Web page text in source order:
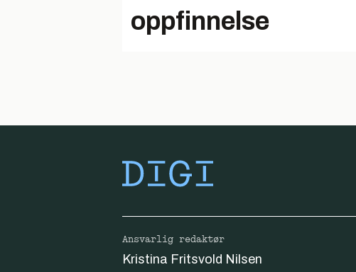
oppfinnelse
Ansvarlig redaktør
Kristina Fritsvold Nilsen